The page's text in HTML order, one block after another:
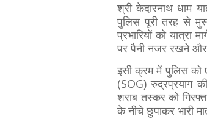
श्री केदारनाथ धाम
पुलिस पूरी तरह से
प्रभारियों को
पर पैनी नजर रखने और
​इसी क्रम में पुलिस को
(SOG) रुद्रप्रयाग
शराब तस्कर को
के नीचे छुपाकर भारी